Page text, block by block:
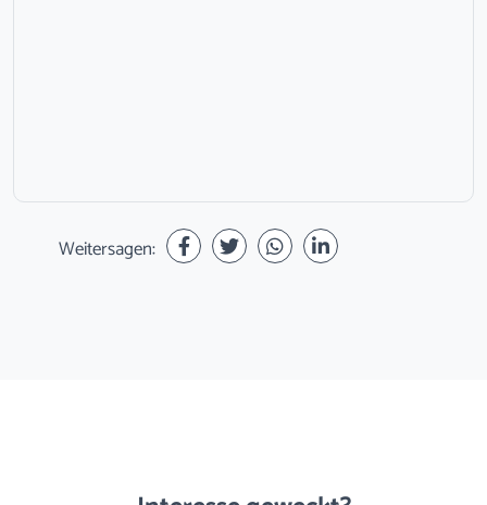
Weitersagen: